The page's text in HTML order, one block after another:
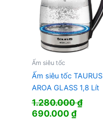
Ấm siêu tốc
Ấm siêu tốc TAURUS
AROA GLASS 1,8 Lít
1.280.000₫
Giá
690.000₫Giá